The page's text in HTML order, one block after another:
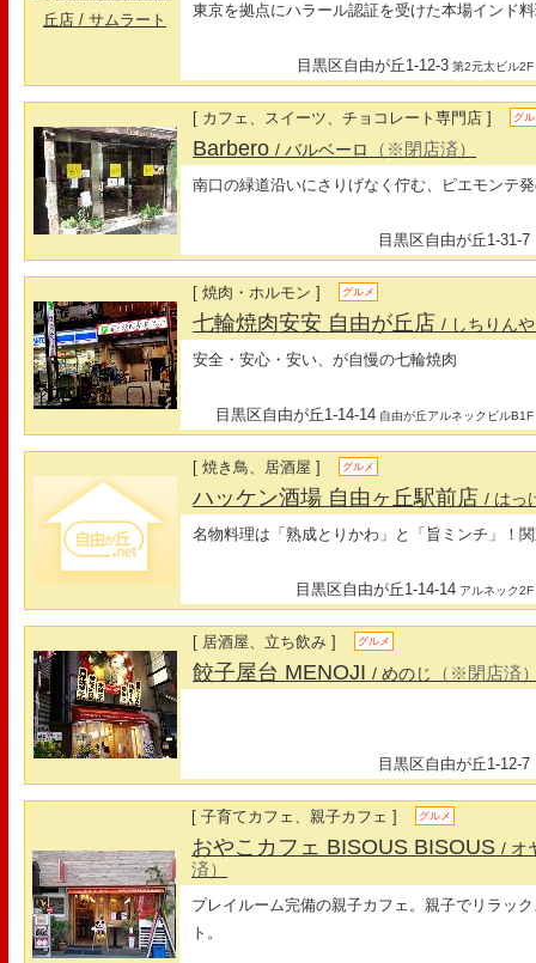
東京を拠点にハラール認証を受けた本場インド
目黒区自由が丘1-12-3 第2元太ビル2F
[ カフェ、スイーツ、チョコレート専門店 ] グ
Barbero/ バルベーロ （※閉店済）
南口の緑道沿いにさりげなく佇む、ピエモンテ
目黒区自由が丘1-31-7
[ 焼肉・ホルモン ] グルメ
七輪焼肉安安 自由が丘店/ しちりん
安全・安心・安い、が自慢の七輪焼肉
目黒区自由が丘1-14-14 自由が丘アルネックビルB1F
[ 焼き鳥、居酒屋 ] グルメ
ハッケン酒場 自由ヶ丘駅前店/ はっ
名物料理は「熟成とりかわ」と「旨ミンチ」！
目黒区自由が丘1-14-14 アルネック2F
[ 居酒屋、立ち飲み ] グルメ
餃子屋台 MENOJI/ めのじ （※閉店済
目黒区自由が丘1-12-7
[ 子育てカフェ、親子カフェ ] グルメ
おやこカフェ BISOUS BISOUS/ オ
済）
プレイルーム完備の親子カフェ。親子でリラッ
ト。